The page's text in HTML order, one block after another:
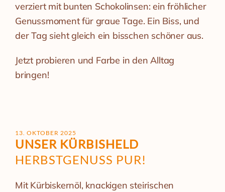
verziert mit bunten Schokolinsen: ein fröhlicher
Genussmoment für graue Tage. Ein Biss, und
der Tag sieht gleich ein bisschen schöner aus.
Jetzt probieren und Farbe in den Alltag
bringen!
13. OKTOBER 2025
UNSER KÜRBISHELD
HERBSTGENUSS PUR!
Mit Kürbiskernöl, knackigen steirischen